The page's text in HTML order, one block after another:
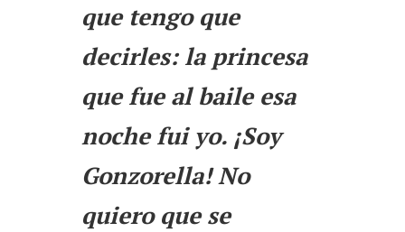
que tengo que
decirles: la princesa
que fue al baile esa
noche fui yo. ¡Soy
Gonzorella! No
quiero que se